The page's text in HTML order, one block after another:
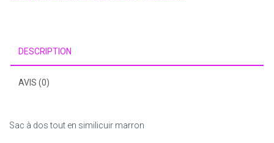
DESCRIPTION
AVIS (0)
Sac à dos tout en similicuir marron